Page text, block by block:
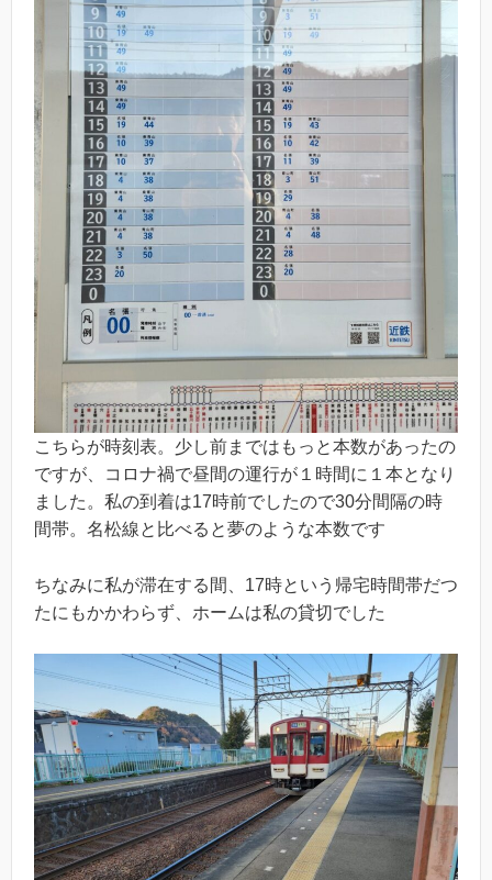
こちらが時刻表。少し前まではもっと本数があったの
ですが、コロナ禍で昼間の運行が１時間に１本となり
ました。私の到着は17時前でしたので30分間隔の時
間帯。名松線と比べると夢のような本数です
ちなみに私が滞在する間、17時という帰宅時間帯だつ
たにもかかわらず、ホームは私の貸切でした